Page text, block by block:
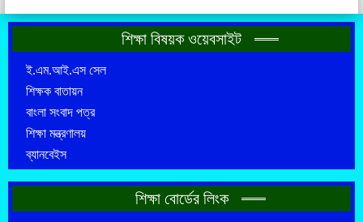
শিক্ষা বিষয়ক ওয়েবসাইট
ই.এম.আই.এস সেল
শিক্ষক বাতায়ন
বাংলা সংবাদ পত্র
শিক্ষা মন্ত্রণালয়
ব্যানবেইস
শিক্ষা বোর্ডের লিংক